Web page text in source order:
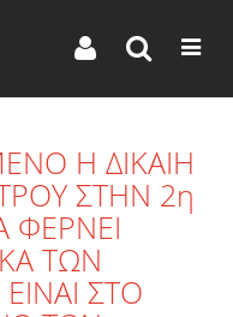
Η ΔΙΚΑΙΗ
ΣΤΗΝ 2η
ΦΕΡΝΕΙ
ΤΩΝ
ΣΤΟ